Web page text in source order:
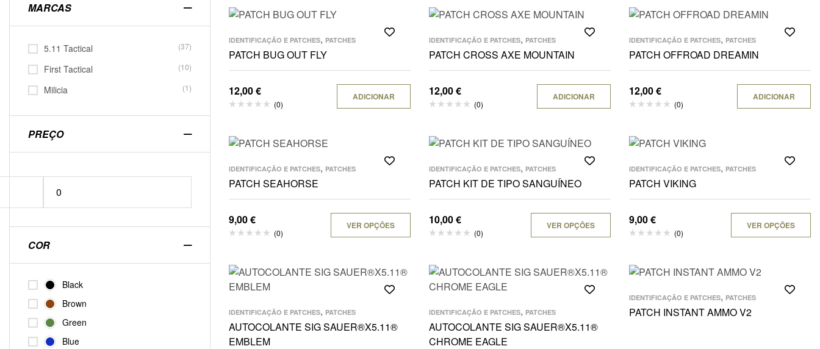
IDENTIFICAÇÃO E PATCHES, PATCHES
PATCH BUG OUT FLY
12,00€
(0)
ADICIONAR
IDENTIFICAÇÃO E PATCHES, PATCHES
PATCH CROSS AXE MOUNTAIN
12,00€
(0)
ADICIONAR
IDENTIFICAÇÃO E PATCHES, PATCHES
PATCH OFFROAD DREAMIN
12,00€
(0)
ADICIONAR
IDENTIFICAÇÃO E PATCHES, PATCHES
PATCH SEAHORSE
9,00€
(0)
VER OPÇÕES
IDENTIFICAÇÃO E PATCHES, PATCHES
PATCH KIT DE TIPO SANGUÍNEO
10,00€
(0)
VER OPÇÕES
IDENTIFICAÇÃO E PATCHES, PATCHES
PATCH VIKING
9,00€
(0)
VER OPÇÕES
IDENTIFICAÇÃO E PATCHES, PATCHES
AUTOCOLANTE SIG SAUER®X5.11®
EMBLEM
IDENTIFICAÇÃO E PATCHES, PATCHES
AUTOCOLANTE SIG SAUER®X5.11®
CHROME EAGLE
IDENTIFICAÇÃO E PATCHES, PATCHES
PATCH INSTANT AMMO V2
MARCAS
5.11 Tactical (37)
First Tactical (10)
Milicia (1)
PREÇO
COR
Black
Brown
Green
Blue